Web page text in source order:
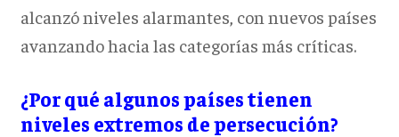
alcanzó niveles alarmantes, con nuevos países
avanzando hacia las categorías más críticas.
¿Por qué algunos países tienen
niveles extremos de persecución?